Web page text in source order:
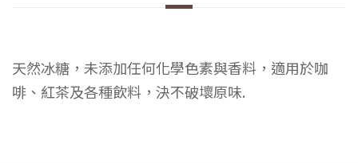
天然冰糖，未添加任何化學色素與香料，適用於咖
啡、紅茶及各種飲料，決不破壞原味.